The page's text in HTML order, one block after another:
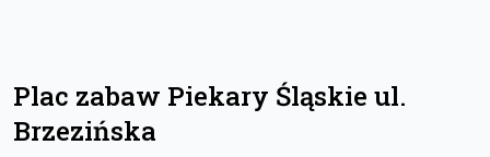
Plac zabaw Piekary Śląskie ul.
Brzezińska